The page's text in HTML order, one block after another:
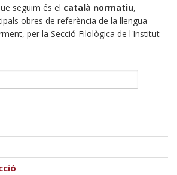
seguim és el català normatiu,
obres de referència de la llengua
per la Secció Filològica de l'Institut